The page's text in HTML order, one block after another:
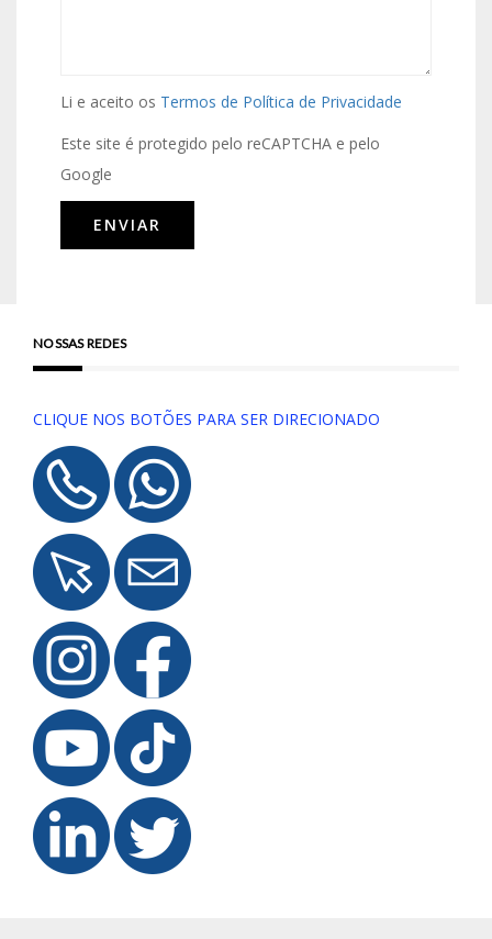
Li e aceito os Termos de Política de Privacidade
Este site é protegido pelo reCAPTCHA e pelo
Google
NOSSAS REDES
CLIQUE NOS BOTÕES PARA SER DIRECIONADO